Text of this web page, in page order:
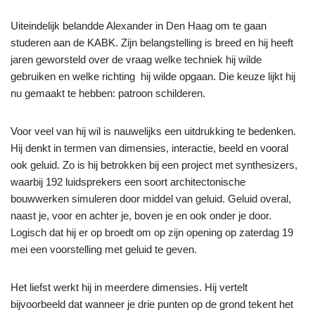
Uiteindelijk belandde Alexander in Den Haag om te gaan
studeren aan de KABK. Zijn belangstelling is breed en hij heeft
jaren geworsteld over de vraag welke techniek hij wilde
gebruiken en welke richting hij wilde opgaan. Die keuze lijkt hij
nu gemaakt te hebben: patroon schilderen.
Voor veel van hij wil is nauwelijks een uitdrukking te bedenken.
Hij denkt in termen van dimensies, interactie, beeld en vooral
ook geluid. Zo is hij betrokken bij een project met synthesizers,
waarbij 192 luidsprekers een soort architectonische
bouwwerken simuleren door middel van geluid. Geluid overal,
naast je, voor en achter je, boven je en ook onder je door.
Logisch dat hij er op broedt om op zijn opening op zaterdag 19
mei een voorstelling met geluid te geven.
Het liefst werkt hij in meerdere dimensies. Hij vertelt
bijvoorbeeld dat wanneer je drie punten op de grond tekent het